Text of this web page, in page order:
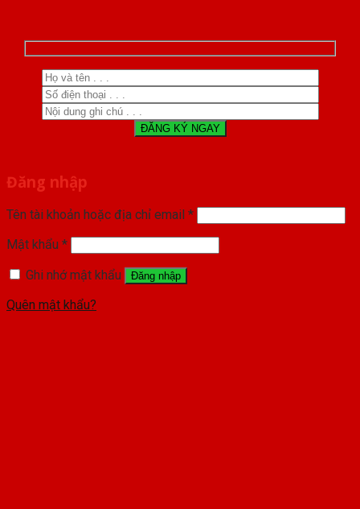
Đăng nhập
Tên tài khoản hoặc địa chỉ email *
Mật khẩu *
Ghi nhớ mật khẩu
Đăng nhập
Quên mật khẩu?